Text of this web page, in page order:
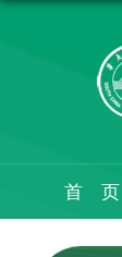
首 页